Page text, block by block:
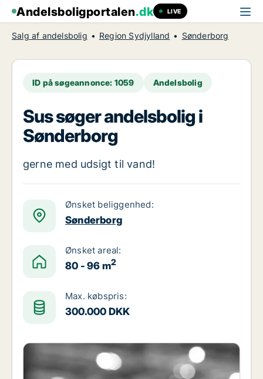
Andelsboligportalen.dk LIVE
Salg af andelsbolig Region Sydjylland Sønderborg
ID på søgeannonce: 1059 Andelsbolig
Sus søger andelsbolig i
Sønderborg
gerne med udsigt til vand!
Ønsket beliggenhed:
Sønderborg
Ønsket areal:
80 - 96 m2
Max. købspris:
300.000 DKK